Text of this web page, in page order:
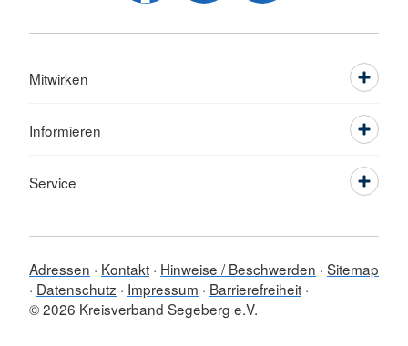
Mitwirken
Informieren
Service
Adressen Kontakt Hinweise / Beschwerden Sitemap
Datenschutz
Impressum
Barrierefreiheit
© 2026 Kreisverband Segeberg e.V.